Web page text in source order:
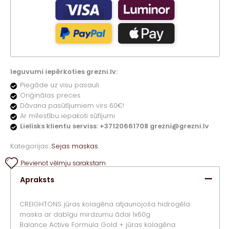
Ieguvumi iepērkoties grezni.lv:
Piegāde uz visu pasauli
Oriģinālas preces
Dāvana pasūtījumiem virs 60€!
Ar mīlestību iepakoti sūtījumi
Lielisks klientu serviss: +37120661708 grezni@grezni.lv
Kategorijas: Sejas maskas
Pievienot vēlmju sarakstam
Apraksts
CREIGHTONS jūras kolagēna atjaunojoša hidrogēla
maska ar dabīgu mirdzumu ādai 1x60g
Balance Active Formula Gold + jūras kolagēna